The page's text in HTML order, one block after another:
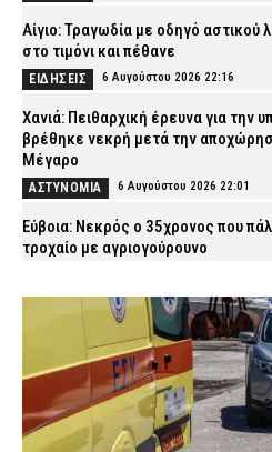
Αίγιο: Τραγωδία με οδηγό
στο τιμόνι και πέθανε
ΕΙΔΗΣΕΙΣ 6 Αυγούστου 2026 22:16
Χανιά: Πειθαρχική έρευνα για την
βρέθηκε νεκρή μετά την
Μέγαρο
ΑΣΤΥΝΟΜΙΑ 6 Αυγούστου 2026 22:01
Εύβοια: Νεκρός ο 35χρονος που
τροχαίο με αγριογούρουνο
Άρτα: Συνελήφθησαν δύο
σε μετασχηματιστή και την
ΑΣΤΥΝΟΜΙΑ 6 Αυγούστου 2026 21:32
Συρία: Βόμβα εξερράγη σε
Αναφορές για πολλούς νεκρούς